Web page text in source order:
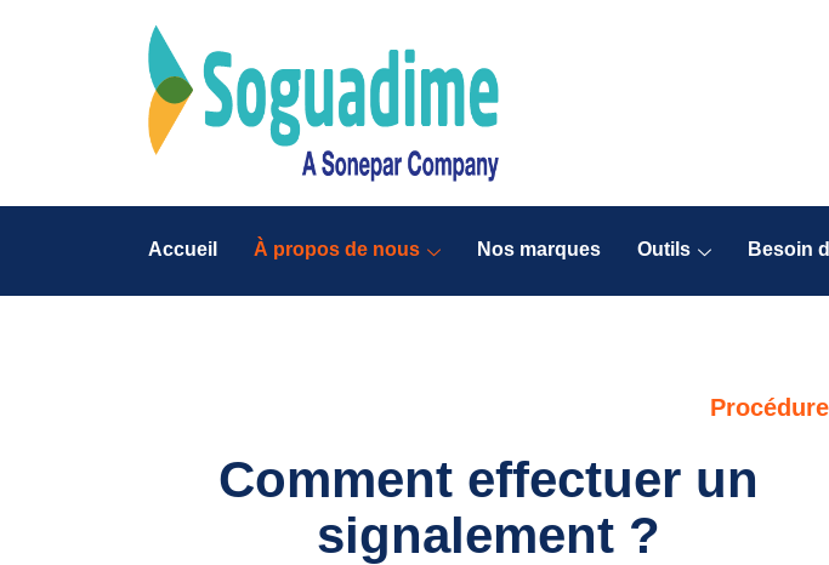
Accueil À propos de nous Nos marques Outils Besoin
Comment effectuer un
signalement ?